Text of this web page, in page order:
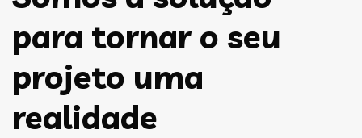
para tornar o seu
projeto uma
realidade